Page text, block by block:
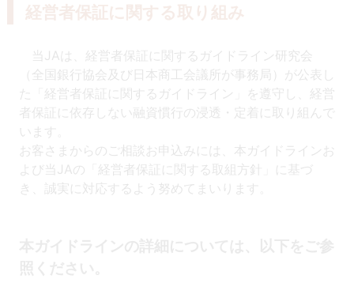
経営者保証に関する取り組み
当JAは、経営者保証に関するガイドライン研究会
（全国銀行協会及び日本商工会議所が事務局）が公表し
た「経営者保証に関するガイドライン」を遵守し、経営
者保証に依存しない融資慣行の浸透・定着に取り組んで
います。
お客さまからのご相談お申込みには、本ガイドラインお
よび当JAの「経営者保証に関する取組方針」に基づ
き、誠実に対応するよう努めてまいります。